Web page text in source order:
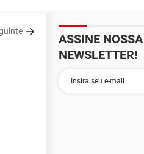
ASSINE NOSSA
NEWSLETTER!